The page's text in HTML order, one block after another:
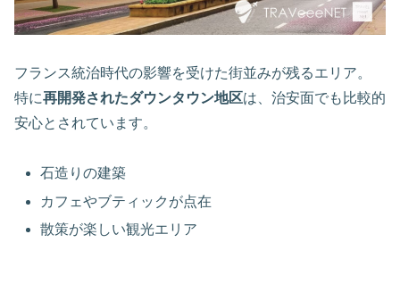
フランス統治時代の影響を受けた街並みが残るエリア。
特に再開発されたダウンタウン地区は、治安面でも比較的
安心とされています。
石造りの建築
カフェやブティックが点在
散策が楽しい観光エリア